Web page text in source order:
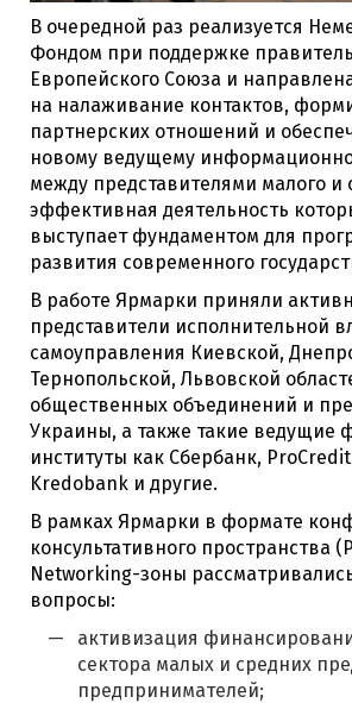
В очередной раз реализуется
Фондом при поддержке
Европейского Союза и
на налаживание контактов,
партнерских отношений и
новому ведущему
между представителями малого и
эффективная деятельность
выступает фундаментом для
развития современного
В работе Ярмарки приняли
представители исполнительной
самоуправления Киевской,
Тернопольской, Львовской
общественных объединений и
Украины, а также такие ведущие
институты как Сбербанк,
Kredobank и другие.
В рамках Ярмарки в формате
консультативного пространства
Networking-зоны
вопросы:
активизация
сектора малых и средних
предпринимателей;